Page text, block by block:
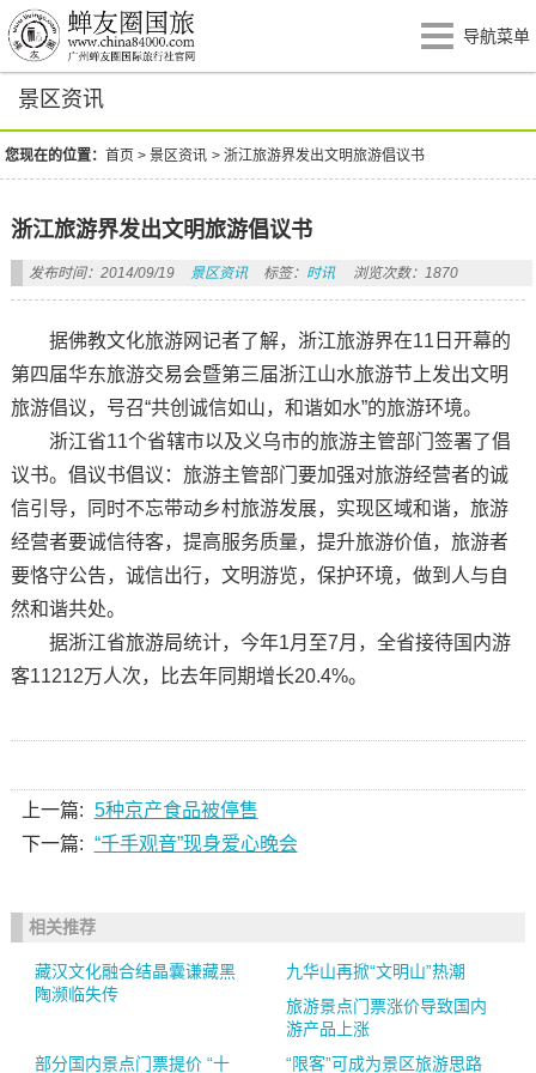
导航菜单
景区资讯
您现在的位置：首页 >景区资讯 >浙江旅游界发出文明旅游倡议书
浙江旅游界发出文明旅游倡议书
发布时间：2014/09/19 景区资讯 标签： 时讯 浏览次数：1870
据佛教文化旅游网记者了解，浙江旅游界在11日开幕的
第四届华东旅游交易会暨第三届浙江山水旅游节上发出文明
旅游倡议，号召“共创诚信如山，和谐如水”的旅游环境。
浙江省11个省辖市以及义乌市的旅游主管部门签署了倡
议书。倡议书倡议：旅游主管部门要加强对旅游经营者的诚
信引导，同时不忘带动乡村旅游发展，实现区域和谐，旅游
经营者要诚信待客，提高服务质量，提升旅游价值，旅游者
要恪守公告，诚信出行，文明游览，保护环境，做到人与自
然和谐共处。
据浙江省旅游局统计，今年1月至7月，全省接待国内游
客11212万人次，比去年同期增长20.4%。
上一篇: 5种京产食品被停售
下一篇: “千手观音”现身爱心晚会
相关推荐
藏汉文化融合结晶囊谦藏黑
陶濒临失传
九华山再掀“文明山”热潮
旅游景点门票涨价导致国内
游产品上涨
部分国内景点门票提价 “十
“限客”可成为景区旅游思路